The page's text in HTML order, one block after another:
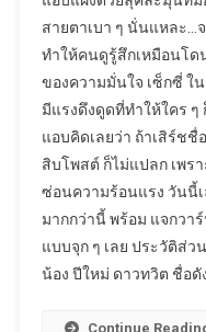
สายตาเบา ๆ นั่นแหละ…
ทำให้คนดูรู้สึกเหมือนโด
ของความมั่นใจ เซ็กซี่ ใ
มีแรงดึงดูดที่ทำให้ใคร ๆ
แอบคิดเลยว่า ถ้าเสิร์ช
สิบโพสต์ ก็ไม่แปลก เพร
ซ่อนความร้อนแรง วันนี้
มากกว่านี้ พร้อม แจกวา
แบบจุก ๆ เลย ประวัติส่ว
น้อง ปีใหม่ ดาวทวิต ชื่อดั
Continue